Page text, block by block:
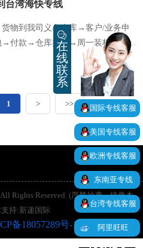
台湾海快专线
货物到我司义乌仓库→客户/业务申
→付款→仓库操作→周一装柜→码头
周二开船→周三抵达台湾台北港通关
→周四派件 （1）时效：海快正
，周一装柜周五开始派送 周四装柜
2）价格：货物不同，体
量不同 价格不同。 （3）截单时
一/周四下午17点截单。 （4）海快
快是属于两岸货物新型优势线路，
户台湾客户喜欢认可的一条线路，比
比空运便宜，时效方面，比海运快比
而且很多不开放的货物都可以走，
线路成为台湾客户喜欢的一条线
些想走海运但是因为货物问题不开
商检等提供的最佳线路。 （5）赔
1 > >>
Rights Reserved. (严禁抄袭、镜像本
持:新递国际
备18057289号-1
在
线
联
系
国际专线客服
美国专线客服
欧洲专线客服
东南亚专线
台湾专线客服
阿里旺旺